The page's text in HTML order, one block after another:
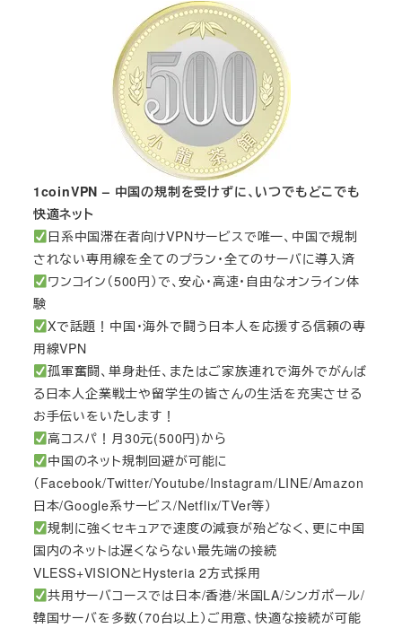
1coinVPN – 中国の規制を受けずに、いつでもどこでも
快適ネット
日系中国滞在者向けVPNサービスで唯一、中国で規制
されない専用線を全てのプラン・全てのサーバに導入済
ワンコイン（500円）で、安心・高速・自由なオンライン体
験
Xで話題！中国・海外で闘う日本人を応援する信頼の専
用線VPN
孤軍奮闘、単身赴任、またはご家族連れで海外でがんば
る日本人企業戦士や留学生の皆さんの生活を充実させる
お手伝いをいたします！
高コスパ！月30元(500円)から
中国のネット規制回避が可能に
（Facebook/Twitter/Youtube/Instagram/LINE/Amazon
日本/Google系サービス/Netflix/TVer等）
規制に強くセキュアで速度の減衰が殆どなく、更に中国
国内のネットは遅くならない最先端の接続
VLESS+VISIONとHysteria 2方式採用
共用サーバコースでは日本/香港/米国LA/シンガポール/
韓国サーバを多数（70台以上）ご用意、快適な接続が可能